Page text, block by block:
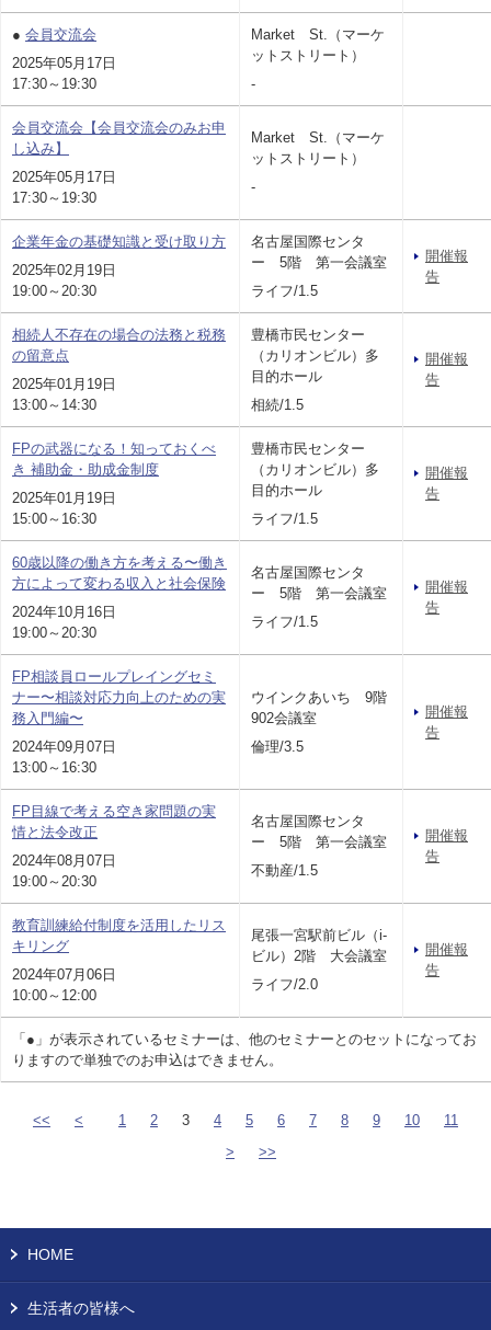
「●」が表示されているセミナーは、他のセミナーとのセットになってお
りますので単独でのお申込はできません。
● 会員交流会
2025年05月17日
17:30～19:30
Market St.（マーケ
ットストリート）
-
会員交流会【会員交流会のみお申
し込み】
2025年05月17日
17:30～19:30
Market St.（マーケ
ットストリート）
-
企業年金の基礎知識と受け取り方
2025年02月19日
19:00～20:30
名古屋国際センタ
ー 5階 第一会議室
ライフ/1.5
開催報
告
相続人不存在の場合の法務と税務
の留意点
2025年01月19日
13:00～14:30
豊橋市民センター
（カリオンビル）多
目的ホール
相続/1.5
開催報
告
FPの武器になる！知っておくべ
き 補助金・助成金制度
2025年01月19日
15:00～16:30
豊橋市民センター
（カリオンビル）多
目的ホール
ライフ/1.5
開催報
告
60歳以降の働き方を考える〜働き
方によって変わる収入と社会保険
2024年10月16日
19:00～20:30
名古屋国際センタ
ー 5階 第一会議室
ライフ/1.5
開催報
告
FP相談員ロールプレイングセミ
ナー〜相談対応力向上のための実
務入門編〜
2024年09月07日
13:00～16:30
ウインクあいち 9階
902会議室
倫理/3.5
開催報
告
FP目線で考える空き家問題の実
情と法令改正
2024年08月07日
19:00～20:30
名古屋国際センタ
ー 5階 第一会議室
不動産/1.5
開催報
告
教育訓練給付制度を活用したリス
キリング
2024年07月06日
10:00～12:00
尾張一宮駅前ビル（i-
ビル）2階 大会議室
ライフ/2.0
開催報
告
<< < 1 2 3 4 5 6 7 8 9 10
11
>
>>
HOME
生活者の皆様へ